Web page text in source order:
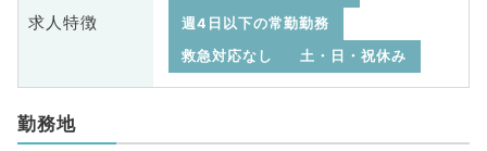
求人特徴
週4日以下の常勤勤務
救急対応なし
土・日・祝休み
勤務地